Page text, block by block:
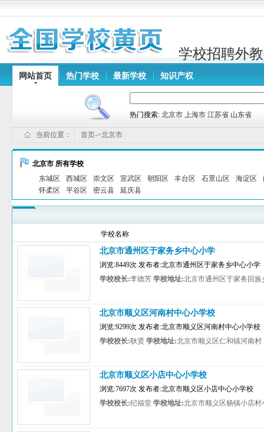
学校招聘外教
网站首页 热门学校 最新学校 知识产权
热门搜索: 北京市 上海市 江苏省 山东省
当前位置： 首页->北京市
北京市 所有学校
东城区
西城区 崇文区 宣武区 朝阳区 丰台区 石景山区 海淀区
怀柔区
平谷区 密云县 延庆县
学校名称
北京市通州区于家务乡中心小学
浏览:8449次 发布者:北京市通州区于家务乡中心小学
学校校长:李德芳 学校地址:北京市通州区于家务回族
北京市顺义区河南村中心小学校
浏览:9299次 发布者:北京市顺义区河南村中心小学校
学校校长:耿贤 学校地址:北京市顺义区仁和镇河南村
北京市顺义区小店中心小学校
浏览:7697次 发布者:北京市顺义区小店中心小学校
学校校长:纪福堂 学校地址:北京市顺义区杨镇小店村